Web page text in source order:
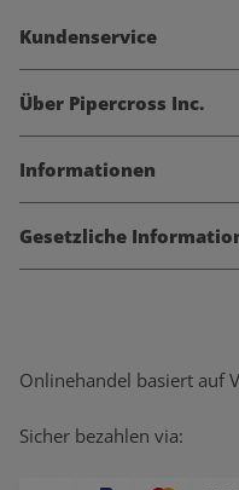
Kundenservice
Über Pipercross Inc.
Informationen
Gesetzliche
Onlinehandel basiert auf
Sicher bezahlen via: